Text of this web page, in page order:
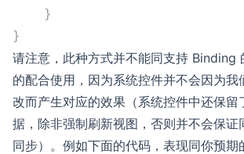
    }
}
请注意，此种方式并不能同支持 Binding
的配合使用，因为系统控件并不会因为我
改而产生对应的效果（系统控件中还保留
据，除非强制刷新视图，否则并不会保证
同步）。例如下面的代码，表现同你预期